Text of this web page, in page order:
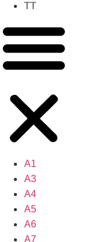
TT
A1
A3
A4
A5
A6
A7